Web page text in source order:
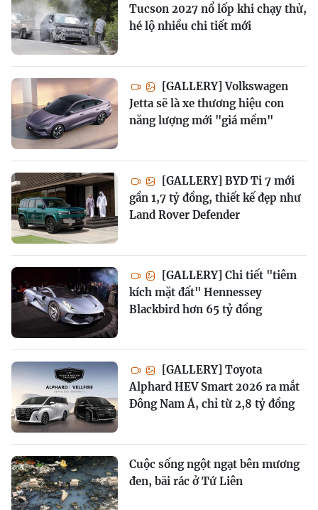
Tucson 2027 nổ lốp khi chạy thử,
hé lộ nhiều chi tiết mới
[GALLERY] Volkswagen
Jetta sẽ là xe thương hiệu con
năng lượng mới "giá mềm"
[GALLERY] BYD Ti 7 mới
gần 1,7 tỷ đồng, thiết kế đẹp như
Land Rover Defender
[GALLERY] Chi tiết "tiêm
kích mặt đất" Hennessey
Blackbird hơn 65 tỷ đồng
[GALLERY] Toyota
Alphard HEV Smart 2026 ra mắt
Đông Nam Á, chỉ từ 2,8 tỷ đồng
Cuộc sống ngột ngạt bên mương
đen, bãi rác ở Tứ Liên